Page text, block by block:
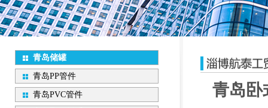
青岛卧
青岛储罐
青岛PP管件
青岛PVC管件